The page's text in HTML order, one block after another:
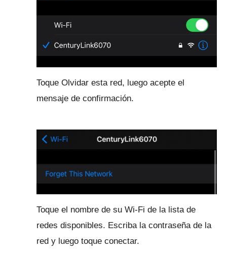
Toque Olvidar esta red, luego acepte el
mensaje de confirmación.
Toque el nombre de su Wi-Fi de la lista de
redes disponibles. Escriba la contraseña de la
red y luego toque conectar.